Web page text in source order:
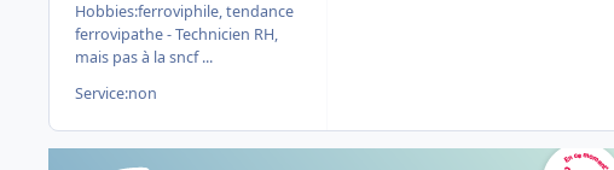
Hobbies:ferroviphile, tendance
ferrovipathe - Technicien RH,
mais pas à la sncf ...
Service:non